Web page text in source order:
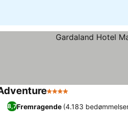
4 Stjerner
8,7Fremragende (4.183